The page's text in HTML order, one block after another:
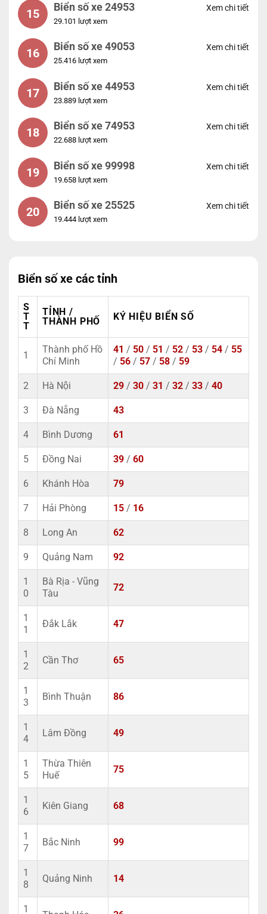
15 Biển số xe 24953
29.101 lượt xem
Xem chi tiết
16 Biển số xe 49053
25.416 lượt xem
Xem chi tiết
17 Biển số xe 44953
23.889 lượt xem
Xem chi tiết
18 Biển số xe 74953
22.688 lượt xem
Xem chi tiết
19 Biển số xe 99998
19.658 lượt xem
Xem chi tiết
20 Biển số xe 25525
19.444 lượt xem
Xem chi tiết
Biển số xe các tỉnh
S
T
T
TỈNH /
THÀNH PHỐ
KÝ HIỆU BIỂN SỐ
1
Thành phố Hồ
Chí Minh
41 / 50 / 51 / 52 / 53 / 54 / 55
/ 56 / 57 / 58 / 59
2 Hà Nội 29 / 30 / 31 / 32 / 33 / 40
3 Đà Nẵng 43
4 Bình Dương 61
5 Đồng Nai 39 / 60
6 Khánh Hòa 79
7 Hải Phòng 15 / 16
8 Long An 62
9 Quảng Nam 92
1
0
Bà Rịa - Vũng
Tàu
72
1
1
Đắk Lắk 47
1
2
Cần Thơ 65
1
3
Bình Thuận 86
1
4
Lâm Đồng 49
1
5
Thừa Thiên
Huế
75
1
6
Kiên Giang 68
1
7
Bắc Ninh 99
1
8
Quảng Ninh 14
1